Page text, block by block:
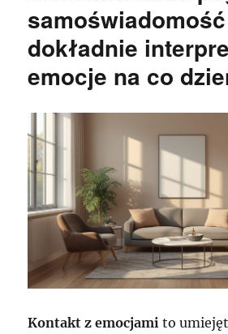
dokładnie
emocje na co
Kontakt z emocjami to